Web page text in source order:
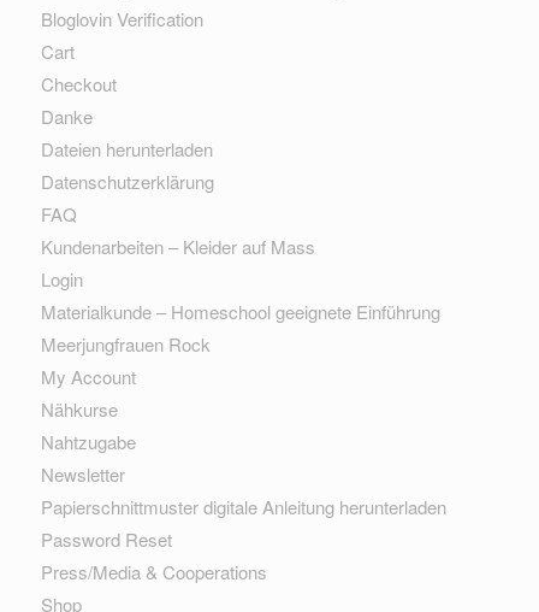
Bloglovin Verification
Cart
Checkout
Danke
Dateien herunterladen
Datenschutzerklärung
FAQ
Kundenarbeiten – Kleider auf Mass
Login
Materialkunde – Homeschool geeignete Einführung
Meerjungfrauen Rock
My Account
Nähkurse
Nahtzugabe
Newsletter
Papierschnittmuster digitale Anleitung herunterladen
Password Reset
Press/Media & Cooperations
Shop